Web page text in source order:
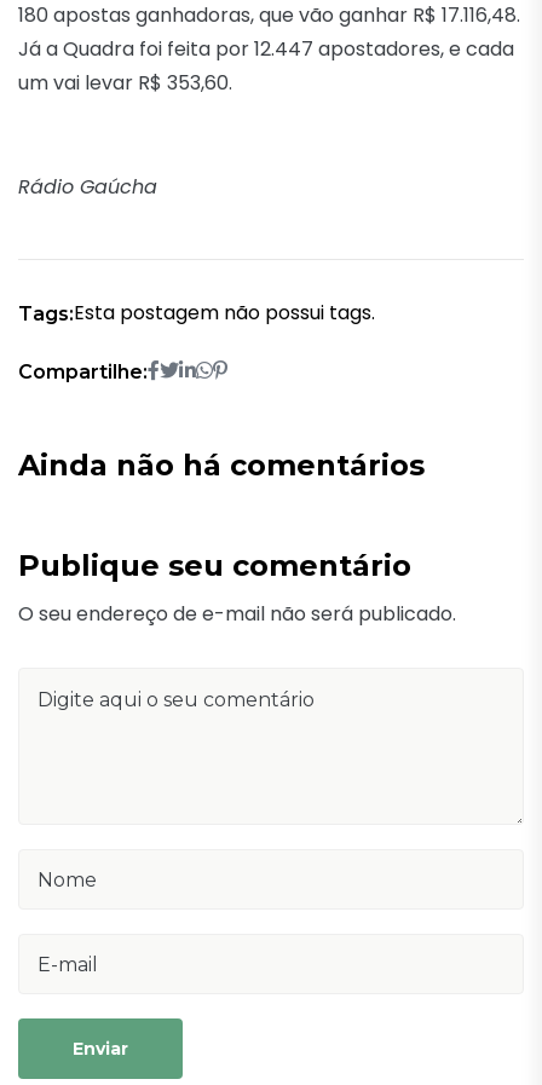
180 apostas ganhadoras, que vão ganhar R$ 17.116,48.
Já a Quadra foi feita por 12.447 apostadores, e cada
um vai levar R$ 353,60.
Rádio Gaúcha
Tags:Esta postagem não possui tags.
Compartilhe:
Ainda não há comentários
Publique seu comentário
O seu endereço de e-mail não será publicado.
Enviar